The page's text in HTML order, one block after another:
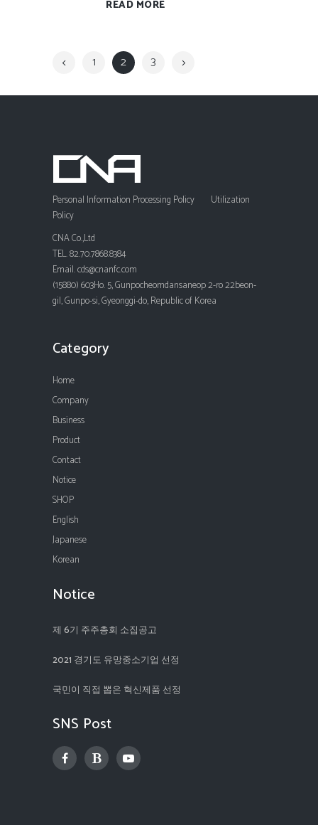
READ MORE
1 2 3
Personal Information Processing Policy
Utilization
Policy
CNA Co.,Ltd
TEL. 82.70.7868.8384
Email. cds@cnanfc.com
(15880) 603Ho. 5, Gunpocheomdansaneop 2-ro 22beon-
gil, Gunpo-si, Gyeonggi-do, Republic of Korea
Category
Home
Company
Business
Product
Contact
Notice
SHOP
English
Japanese
Korean
Notice
제 6기 주주총회 소집공고
2021 경기도 유망중소기업 선정
국민이 직접 뽑은 혁신제품 선정
SNS Post